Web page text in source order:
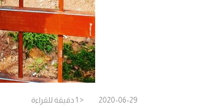
2020-06-29
< 1 دقيقة للقراءة